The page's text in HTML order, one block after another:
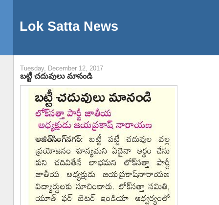
Lok Satta News
Tuesday, December 12, 2017
బట్టీ చదువులు మానండి